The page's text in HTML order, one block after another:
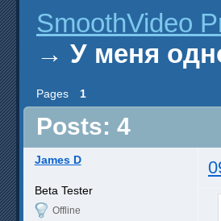
SmoothVideo
→ У меня
Pages 1
Posts: 4
James D
Beta Tester
Offline